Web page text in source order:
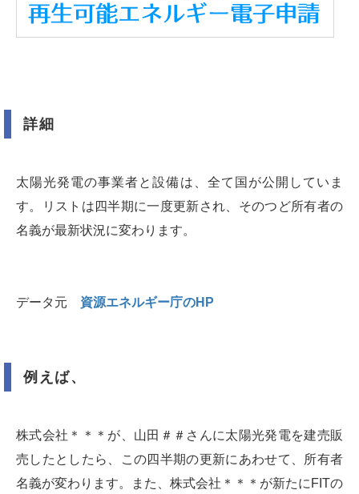
詳細
太陽光発電の事業者と設備は、全て国が公開していま
す。リストは四半期に一度更新され、そのつど所有者の
名義が最新状況に変わります。
データ元 資源エネルギー庁のHP
例えば、
株式会社＊＊＊が、山田＃＃さんに太陽光発電を建売販
売したとしたら、この四半期の更新にあわせて、所有者
名義が変わります。また、株式会社＊＊＊が新たにFITの